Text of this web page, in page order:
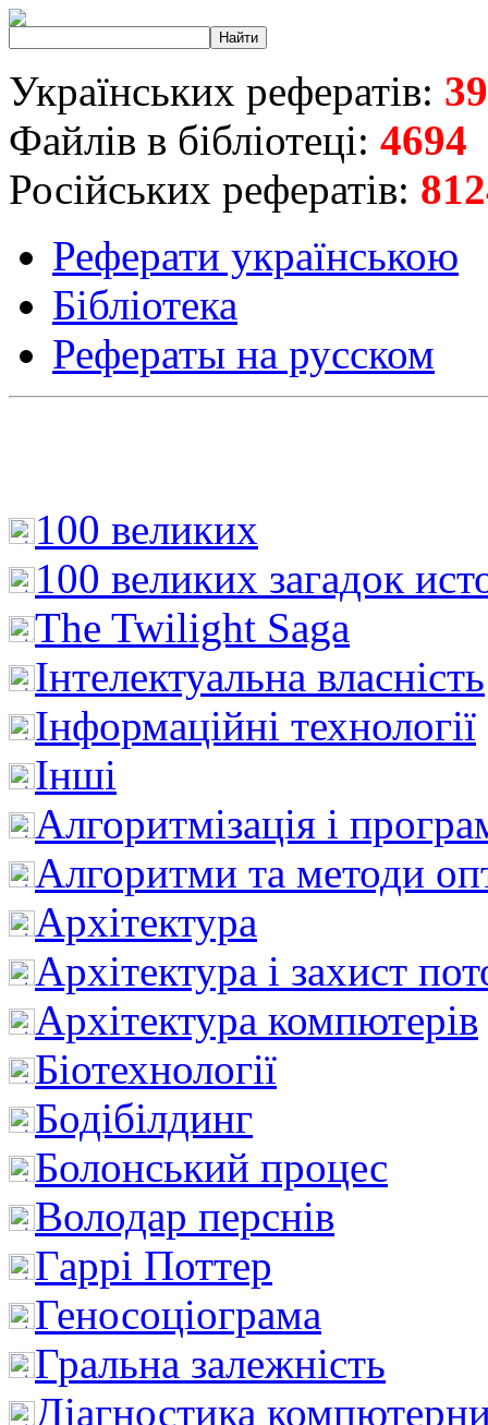
Українських рефератів:
Файлів в бібліотеці: 4694
Російських рефератів:
Реферати українською
Бібліотека
Рефераты на русском
100 великих
100 великих загадок
The Twilight Saga
Інтелектуальна влaсність
Інформаційні технології
Інші
Алгоритмізація і
Алгоритми та методи
Архітектура
Архітектура і захист
Архітектура компютерів
Біотехнології
Бодібілдинг
Болонський процес
Володар перснів
Гаррі Поттер
Геносоціограма
Гральна залежність
Діагностика